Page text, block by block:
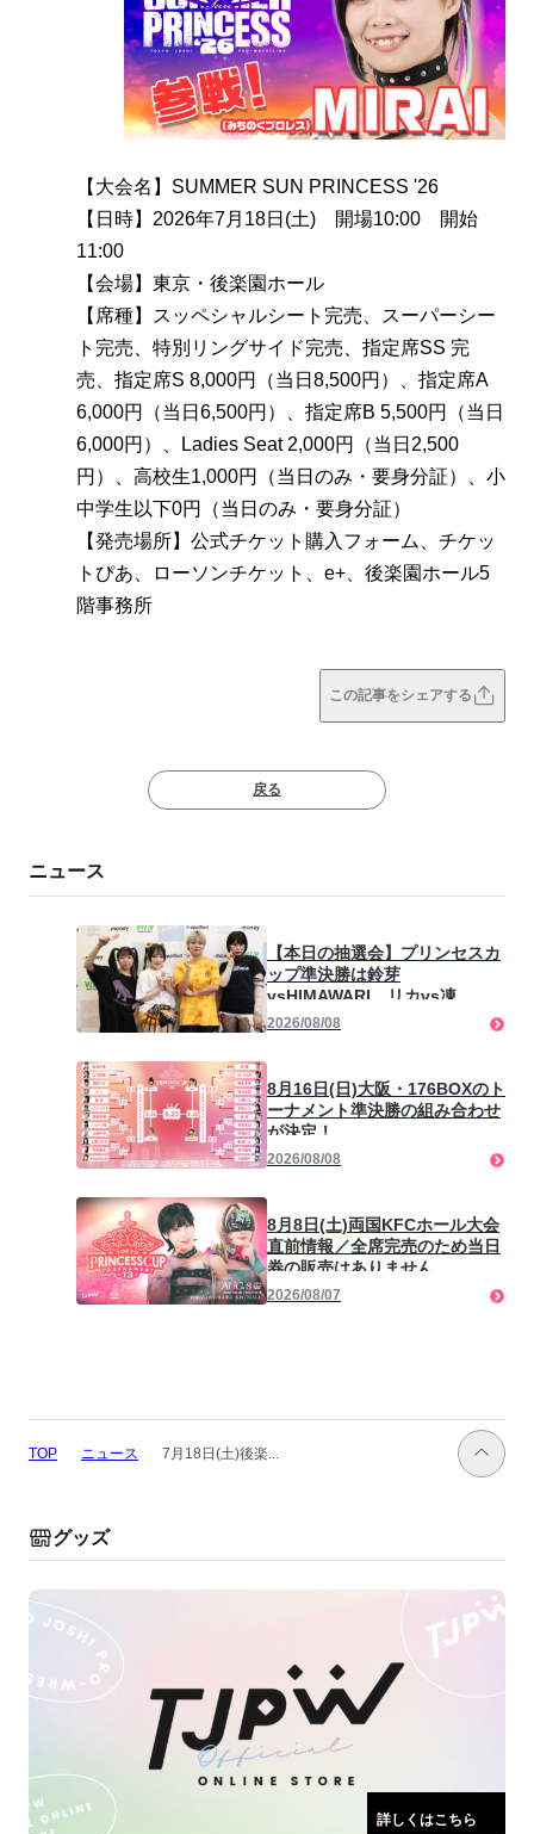
【大会名】SUMMER SUN PRINCESS '26
【日時】2026年7月18日(土) 開場10:00 開始
11:00
【会場】東京・後楽園ホール
【席種】スッペシャルシート完売、スーパーシー
ト完売、特別リングサイド完売、指定席SS 完
売、指定席S 8,000円（当日8,500円）、指定席A
6,000円（当日6,500円）、指定席B 5,500円（当日
6,000円）、Ladies Seat 2,000円（当日2,500
円）、高校生1,000円（当日のみ・要身分証）、小
中学生以下0円（当日のみ・要身分証）
【発売場所】公式チケット購入フォーム、チケッ
トぴあ、ローソンチケット、e+、後楽園ホール5
階事務所
この記事をシェアする
戻る
ニュース
【本日の抽選会】プリンセスカ
ップ準決勝は鈴芽
vsHIMAWARI、リカvs凍
雅！ 「強いスズメバチとして
「凍雅に困らせて欲しい」（リ
カ）「行動が読めない」（凍
雅）
2026/08/08
8月16日(日)大阪・176BOXのト
ーナメント準決勝の組み合わせ
が決定！
2026/08/08
8月8日(土)両国KFCホール大会
直前情報／全席完売のため当日
券の販売はありません。
WRESTLE UNIVERSE＆
2026/08/07
TOP ニュース 7月18日(土)後楽...
グッズ
詳しくはこちら